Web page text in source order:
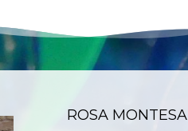
ROSA MONTESA